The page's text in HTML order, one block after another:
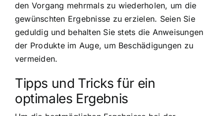
den Vorgang mehrmals zu wiederholen, um die
gewünschten Ergebnisse zu erzielen. Seien Sie
geduldig und behalten Sie stets die Anweisungen
der Produkte im Auge, um Beschädigungen zu
vermeiden.
Tipps und Tricks für ein
optimales Ergebnis